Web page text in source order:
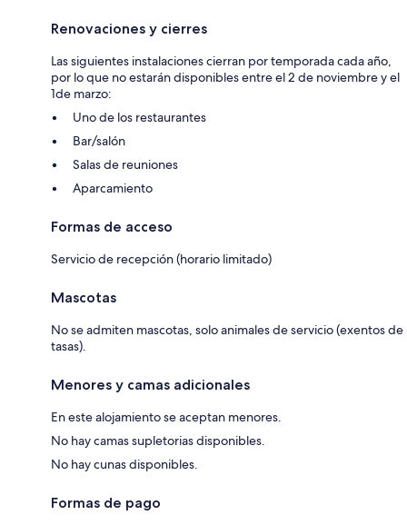
Renovaciones y cierres
Las siguientes instalaciones cierran por temporada cada año,
por lo que no estarán disponibles entre el 2 de noviembre y el
1de marzo:
Uno de los restaurantes
Bar/salón
Salas de reuniones
Aparcamiento
Formas de acceso
Servicio de recepción (horario limitado)
Mascotas
No se admiten mascotas, solo animales de servicio (exentos de
tasas).
Menores y camas adicionales
En este alojamiento se aceptan menores.
No hay camas supletorias disponibles.
No hay cunas disponibles.
Formas de pago